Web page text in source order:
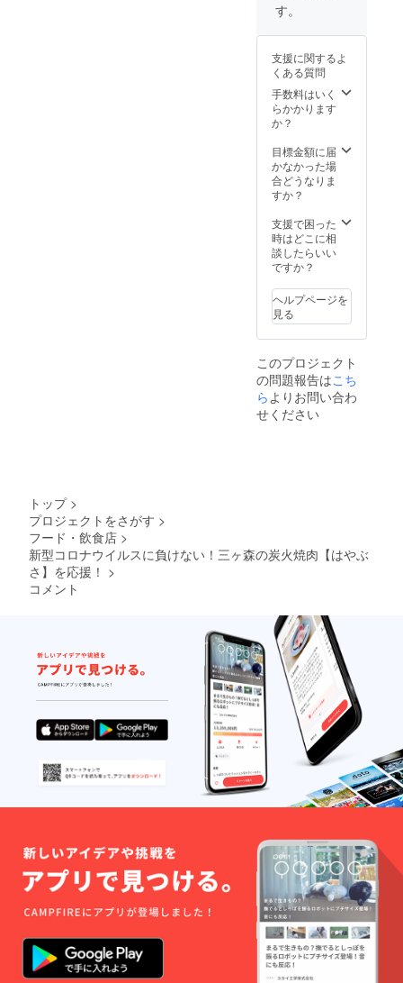
※本券は
の引き
換えは
致しま
せん ※
本券の
紛失・
滅失に
関して
は、一
責を負
いませ
ん
す。
支援に関するよ
くある質問
手数料はいく
らかかります
か？
目標金額に届
かなかった場
合どうなりま
すか？
支援で困った
時はどこに相
談したらいい
ですか？
ヘルプページを
見る
このプロジェクト
の問題報告はこち
らよりお問い合わ
せください
トップ >
プロジェクトをさがす >
フード・飲食店 >
新型コロナウイルスに負けない！三ヶ森の炭火焼肉【はやぶ
さ】を応援！ >
コメント